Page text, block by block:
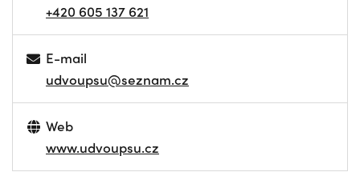
+420 605 137 621
E-mail
udvoupsu@seznam.cz
Web
www.udvoupsu.cz